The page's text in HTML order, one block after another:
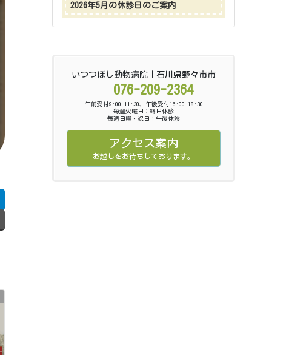
2026年5月の休診日のご案内
いつつぼし動物病院｜石川県野々市市
076-209-2364
午前受付9:00-11:30、午後受付16:00-18:30
毎週火曜日：終日休診
毎週日曜・祝日：午後休診
アクセス案内
お越しをお待ちしております。